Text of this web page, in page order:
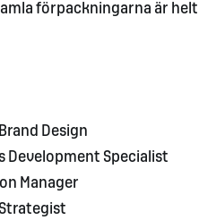
förpackningarna är helt
Design
Development Specialist
Manager